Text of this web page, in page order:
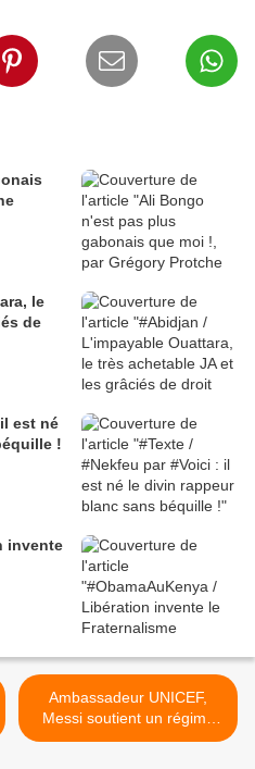
le
de
est né
!
invente
Ambassadeur UNICEF,
Messi soutient un régime
kleptocratique qui refuse